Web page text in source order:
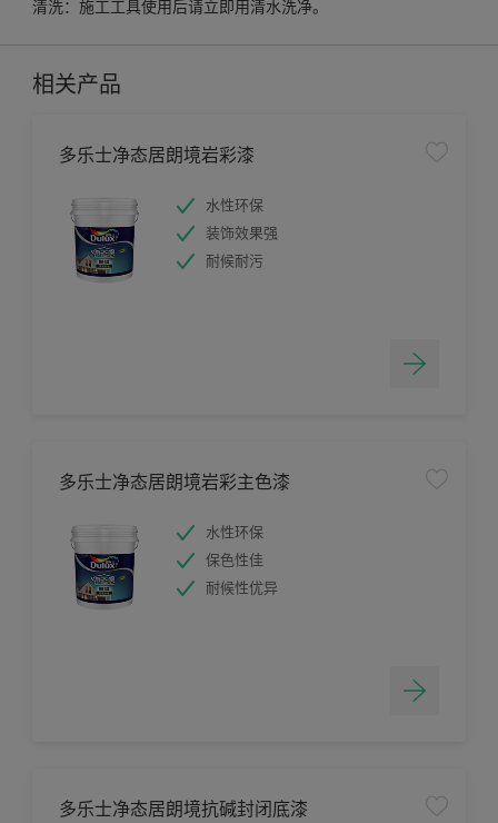
清洗：施工工具使用后请立即用清水洗净。
相关产品
多乐士净态居朗境岩彩漆
水性环保
装饰效果强
耐候耐污
多乐士净态居朗境岩彩主色漆
水性环保
保色性佳
耐候性优异
多乐士净态居朗境抗碱封闭底漆